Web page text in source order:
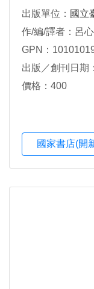
出版單位： 國立
作/編/譯者：呂
GPN：
出版／創刊日期
價格：400
國家書店(開